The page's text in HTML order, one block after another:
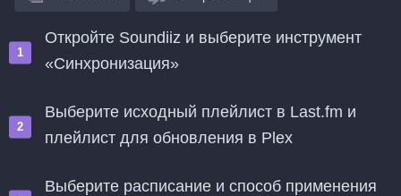
Откройте Soundiiz и выберите инструмент
«Синхронизация»
Выберите исходный плейлист в Last.fm и
плейлист для обновления в Plex
Выберите расписание и способ применения